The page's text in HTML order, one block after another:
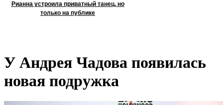
Рианна устроила приватный танец, но
только на публике
У Андрея Чадова появилась
новая подружка